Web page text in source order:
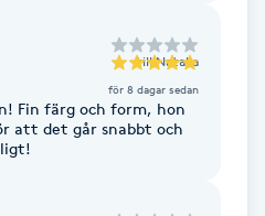
till Natalia
för 8 dagar sedan
Fin färg och form, hon
att det går snabbt och